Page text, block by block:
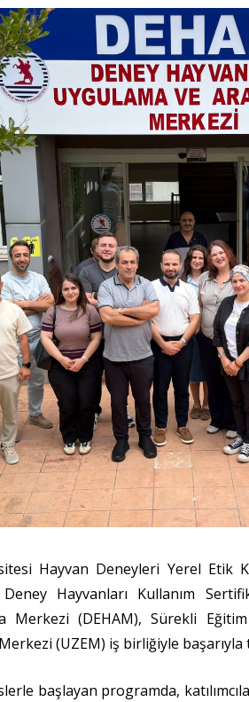
Hayvan Deneyleri Yerel Etik
Hayvanları Kullanım
Merkezi (DEHAM), Sürekli
(UZEM) iş birliğiyle başarıyla
başlayan programda,